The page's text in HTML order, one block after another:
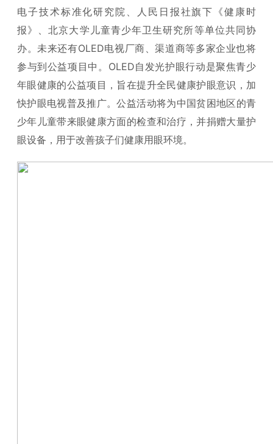
电子技术标准化研究院、人民日报社旗下《健康时
报》、北京大学儿童青少年卫生研究所等单位共同协
办。未来还有OLED电视厂商、渠道商等多家企业也将
参与到公益项目中。OLED自发光护眼行动是聚焦青少
年眼健康的公益项目，旨在提升全民健康护眼意识，加
快护眼电视普及推广。公益活动将为中国贫困地区的青
少年儿童带来眼健康方面的检查和治疗，并捐赠大量护
眼设备，用于改善孩子们健康用眼环境。